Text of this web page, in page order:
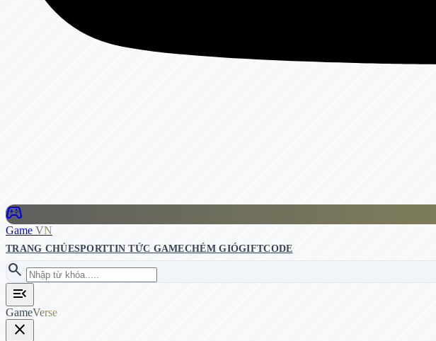
stadia_controller
Game VN
TRANG CHỦESPORTTIN TỨC GAMECHÉM GIÓGIFTCODE
search
menu_open
GameVerse
close